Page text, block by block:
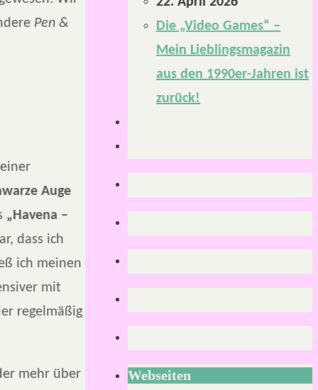
Pen &
Auge
„Havena –
dass ich
ich meinen
mit
regelmäßig
mehr über
Die „Video Games“ –
Mein Lieblingsmagazin
aus den 1990er-Jahren ist
zurück!
Webseiten